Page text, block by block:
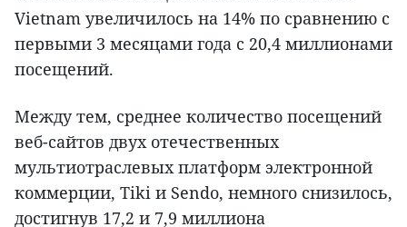
Vietnam увеличилось на 14% по сравнению с
первыми 3 месяцами года с 20,4 миллионами
посещений.
Между тем, среднее количество посещений
веб-сайтов двух отечественных
мультиотраслевых платформ электронной
коммерции, Tiki и Sendo, немного снизилось,
достигнув 17,2 и 7,9 миллиона